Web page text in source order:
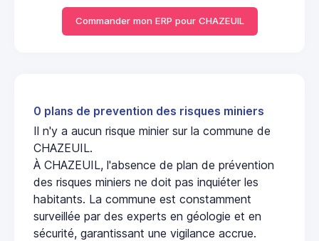
Commander mon ERP pour CHAZEUIL
0 plans de prevention des risques miniers
Il n'y a aucun risque minier sur la commune de
CHAZEUIL.
À CHAZEUIL, l'absence de plan de prévention
des risques miniers ne doit pas inquiéter les
habitants. La commune est constamment
surveillée par des experts en géologie et en
sécurité, garantissant une vigilance accrue.